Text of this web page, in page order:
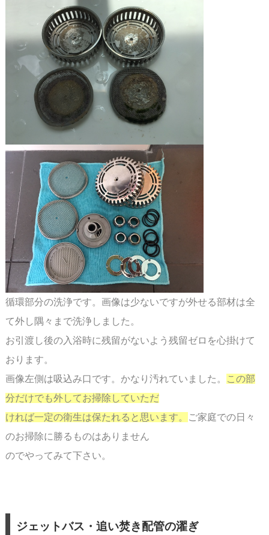
循環部分の洗浄です。画像は少ないですが外せる部材は全
て外し隅々まで洗浄しました。
お引渡し後の入浴時に残留がないよう残留ゼロを心掛けて
おります。
画像左側は吸込み口です。かなり汚れていました。
この部
分だけでも外してお掃除していただ
ければ一定の衛生は保たれると思います。
ご家庭での日々
のお掃除に勝るものはありません
のでやってみて下さい。
ジェットバス・追い焚き配管の濯ぎ